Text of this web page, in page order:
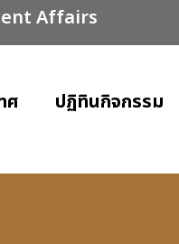
Affairs
ศ
ปฏิทินกิจกรรม